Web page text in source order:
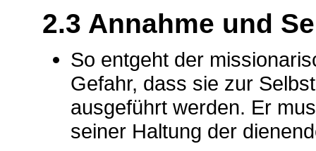
2.3 Annahme und
So entgeht der
Gefahr, dass sie zur
ausgeführt werden. Er
seiner Haltung der